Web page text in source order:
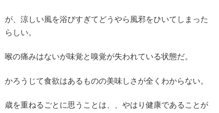
が、涼しい風を浴びすぎてどうやら風邪をひいてしまった
らしい。
喉の痛みはないが味覚と嗅覚が失われている状態だ。
かろうじて食欲はあるものの美味しさが全くわからない。
歳を重ねるごとに思うことは、、やはり健康であることが